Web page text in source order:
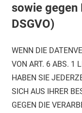
sowie gegen
DSGVO)
WENN DIE
VON ART. 6 ABS. 1
HABEN SIE
SICH AUS IHRER
GEGEN DIE